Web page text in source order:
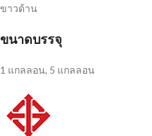
ขาวด้าน
ขนาดบรรจุ
1 แกลลอน, 5 แกลลอน